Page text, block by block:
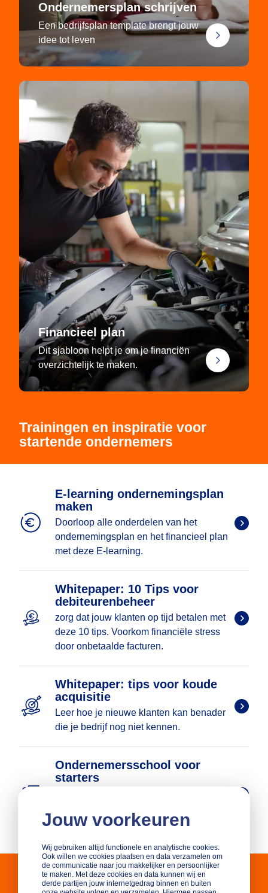
Jouw voorkeuren
Wij gebruiken altijd functionele en analytische cookies.
Ook willen we cookies plaatsen en data verzamelen om
de communicatie naar jou makkelijker en persoonlijker
te maken. Met deze cookies en data kunnen wij en
derde partijen jouw internetgedrag binnen en buiten
Ondernemersplan schrijven
Een bedrijfsplan template brengt jouw
idee tot leven
Financieel plan
Dit sjabloon helpt je om je financiën
overzichtelijk te maken.
Trainingen en inspiratie voor
startende ondernemers
E-learning ondernemingsplan
maken
Doorloop alle onderdelen van het
ondernemingsplan en het financieel plan
met deze E-learning.
Whitepaper: 10 Tips voor
debiteurenbeheer
zorg dat jouw klanten op tijd betalen met
deze 10 tips. Voorkom financiële stress
door onbetaalde facturen.
Whitepaper: tips voor koude
acquisitie
Leer hoe je nieuwe klanten kan benader
die je bedrijf nog niet kennen.
Ondernemersschool voor
starters
ondernemerschap.
Masterclass: Start je eigen bedrijf!